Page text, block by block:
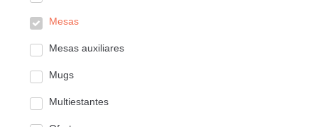
Mesas
Mesas auxiliares
Mugs
Multiestantes